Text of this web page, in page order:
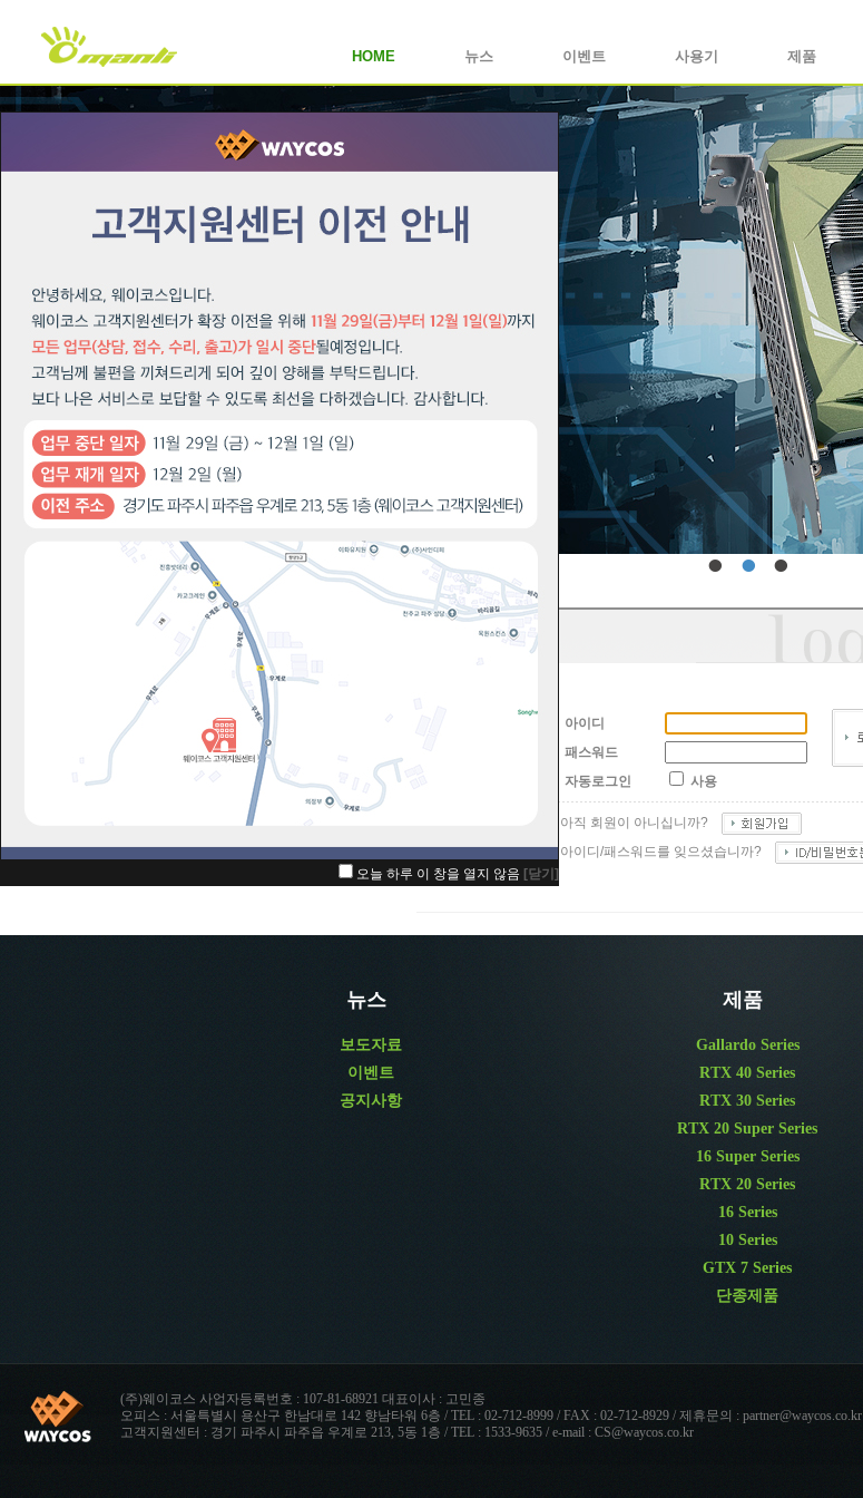
HOME 뉴스 이벤트 사용기 제품
오늘 하루 이 창을 열지 않음 [닫기]
• • •
아이디
패스워드
자동로그인
사용
아직 회원이 아니십니까?
아이디/패스워드를 잊으셨습니까?
뉴스
보도자료
이벤트
공지사항
제품
Gallardo Series
RTX 40 Series
RTX 30 Series
RTX 20 Super Series
16 Super Series
RTX 20 Series
16 Series
10 Series
GTX 7 Series
단종제품
(주)웨이코스 사업자등록번호 : 107-81-68921 대표이사 : 고민종
오피스 : 서울특별시 용산구 한남대로 142 향남타워 6층 / TEL : 02-712-8999 / FAX : 02-712-8929 / 제휴문의 : partner@waycos.co.kr
고객지원센터 : 경기 파주시 파주읍 우계로 213, 5동 1층 / TEL : 1533-9635 / e-mail : CS@waycos.co.kr